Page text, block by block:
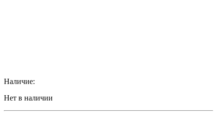
Наличие:
Нет в наличии